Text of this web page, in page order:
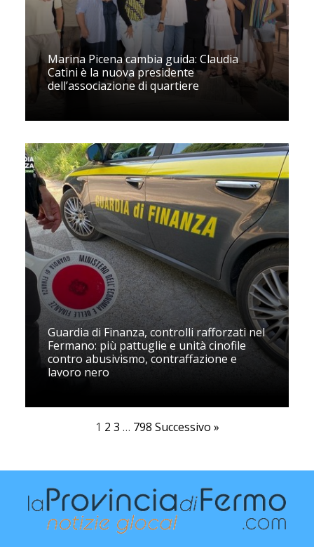
Marina Picena cambia guida: Claudia
Catini è la nuova presidente
dell’associazione di quartiere
Guardia di Finanza, controlli rafforzati nel
Fermano: più pattuglie e unità cinofile
contro abusivismo, contraffazione e
lavoro nero
1 2 3 … 798 Successivo »